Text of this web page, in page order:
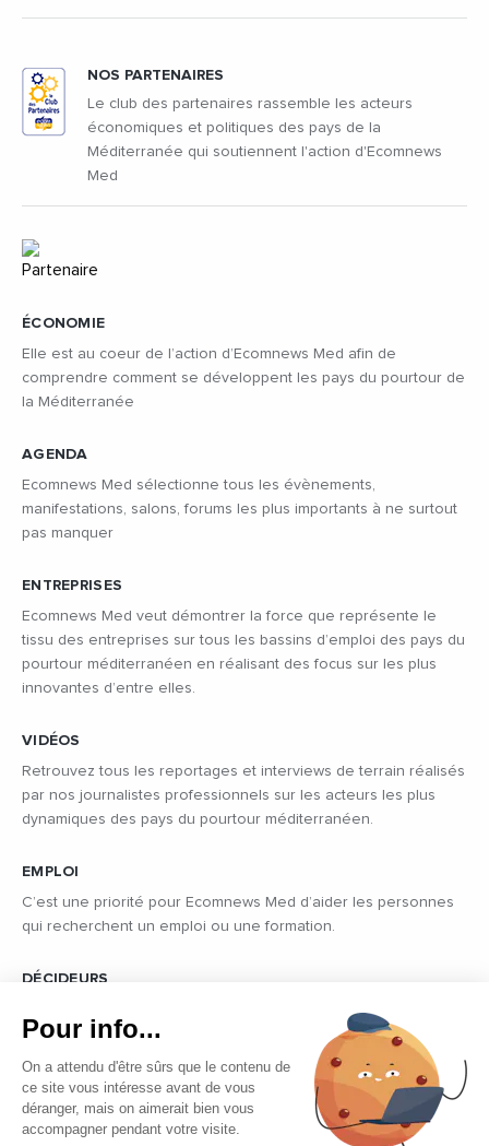
ÉCONOMIE
Elle est au coeur de l’action d’Ecomnews Med afin de
comprendre comment se développent les pays du pourtour de
la Méditerranée
AGENDA
Ecomnews Med sélectionne tous les évènements,
manifestations, salons, forums les plus importants à ne surtout
pas manquer
ENTREPRISES
Ecomnews Med veut démontrer la force que représente le
tissu des entreprises sur tous les bassins d’emploi des pays du
pourtour méditerranéen en réalisant des focus sur les plus
innovantes d’entre elles.
VIDÉOS
Retrouvez tous les reportages et interviews de terrain réalisés
par nos journalistes professionnels sur les acteurs les plus
dynamiques des pays du pourtour méditerranéen.
EMPLOI
C’est une priorité pour Ecomnews Med d’aider les personnes
qui recherchent un emploi ou une formation.
DÉCIDEURS
politique des pays du pourtour de la Méditerranée.
NOS PARTENAIRES
Le club des partenaires rassemble les acteurs
économiques et politiques des pays de la
Méditerranée qui soutiennent l'action d'Ecomnews
Med
Pour info...
On a attendu d'être sûrs que le contenu de
ce site vous intéresse avant de vous
déranger, mais on aimerait bien vous
accompagner pendant votre visite.